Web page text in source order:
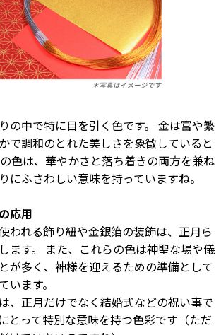
の中で特に目を引く色です。 金は富や繁
で調和のとれた美しさを象徴していると
色は、華やかさと落ち着きの両方を兼ね
にふさわしい意味を持っていますね。
応用
われる飾り紐や金銀箔の装飾は、正月ら
ます。 また、これらの色は神聖な場や儀
が多く、神様を迎えるための準備として
います。
、正月だけでなく結婚式などの祝い事で
とって特別な意味を持つ色彩です（ただ